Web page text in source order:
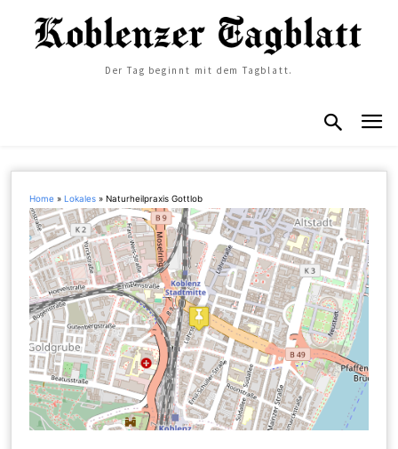
Der Tag beginnt mit dem Tagblatt.
Home »Lokales »Naturheilpraxis Gottlob